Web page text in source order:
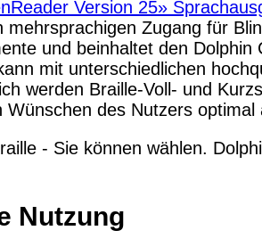
mehrsprachigen Zugang für
und beinhaltet den
mit unterschiedlichen
werden Braille-Voll- und
Wünschen des Nutzers
- Sie können wählen.
Nutzung